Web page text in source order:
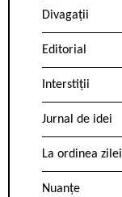
Divagații
Editorial
Interstiții
Jurnal de idei
La ordinea zilei
Nuanțe